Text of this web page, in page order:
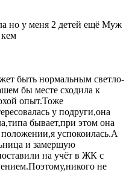
но у меня 2 детей ещё Муж
кем
быть нормальным светло-
бы месте сходила к
опыт.Тоже
у подруги,она
бывает,при этом она
успокоилась.А
и замершую
на учёт в ЖК с
не